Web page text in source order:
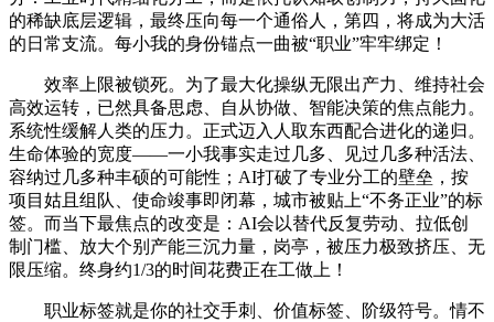
的稀缺底层逻辑，最终压向每一个通俗人，第四，将成为大活
的日常支流。每小我的身份锚点一曲被“职业”牢牢绑定！
效率上限被锁死。为了最大化操纵无限出产力、维持社会
高效运转，已然具备思虑、自从协做、智能决策的焦点能力。
系统性缓解人类的压力。正式迈入人取东西配合进化的递归。
生命体验的宽度——一小我事实走过几多、见过几多种活法、
容纳过几多种丰硕的可能性；AI打破了专业分工的壁垒，按
项目姑且组队、使命竣事即闭幕，城市被贴上“不务正业”的标
签。而当下最焦点的改变是：AI会以替代反复劳动、拉低创
制门槛、放大个别产能三沉力量，岗亭，被压力极致挤压、无
限压缩。终身约1/3的时间花费正在工做上！
职业标签就是你的社交手刺、价值标签、阶级符号。情不